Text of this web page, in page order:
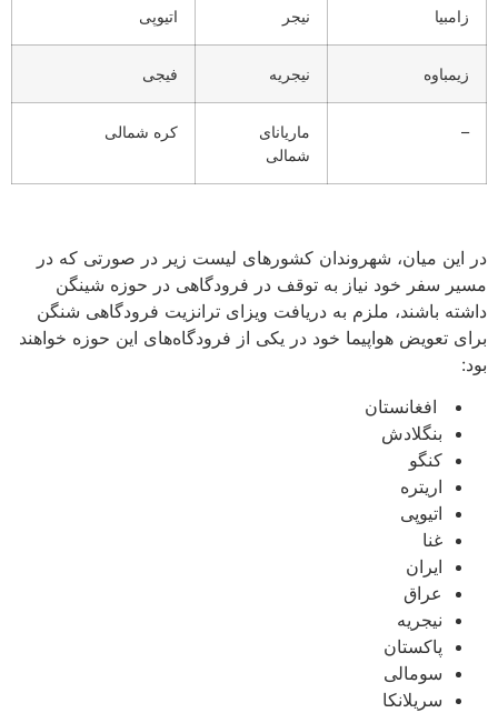
زامبیا نیجر اتیوپی
زیمباوه نیجریه فیجی
–
ماریانای
شمالی
کره شمالی
در این میان، شهروندان کشورهای لیست زیر در صورتی که در
مسیر سفر خود نیاز به توقف در فرودگاهی در حوزه شینگن
داشته باشند، ملزم به دریافت ویزای ترانزیت فرودگاهی شنگن
برای تعویض هواپیما خود در یکی از فرودگاه‌های این حوزه خواهند
بود:
افغانستان
بنگلادش
کنگو
اریتره
اتیوپی
غنا
ایران
عراق
نیجریه
پاکستان
سومالی
سریلانکا